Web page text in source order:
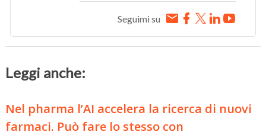
Seguimi su
Leggi anche:
Nel pharma l’AI accelera la ricerca di nuovi
farmaci. Può fare lo stesso con